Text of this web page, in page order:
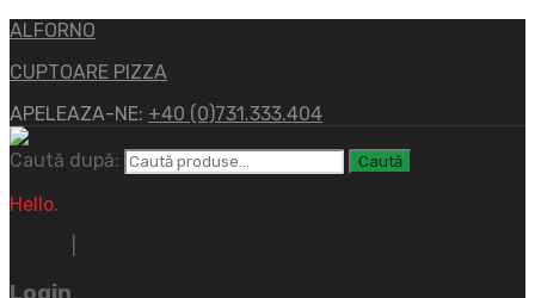
ALFORNO
CUPTOARE PIZZA
APELEAZA-NE: +40 (0)731.333.404
Caută după: Caută
Hello.